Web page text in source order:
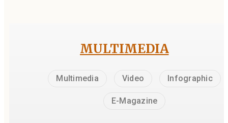
MULTIMEDIA
Multimedia Video Infographic
E-Magazine